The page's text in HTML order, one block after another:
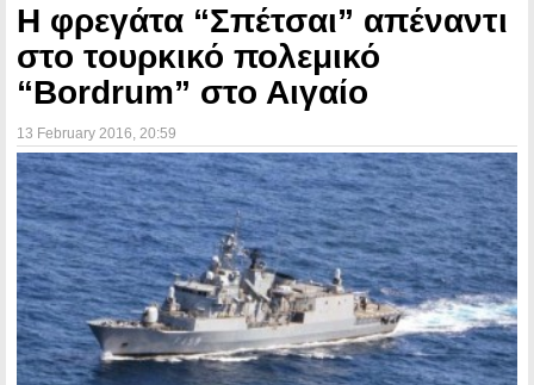
Η φρεγάτα “Σπέτσαι” απέναντι
στο τουρκικό πολεμικό
“Bordrum” στο Αιγαίο
13 February 2016 , 20:59